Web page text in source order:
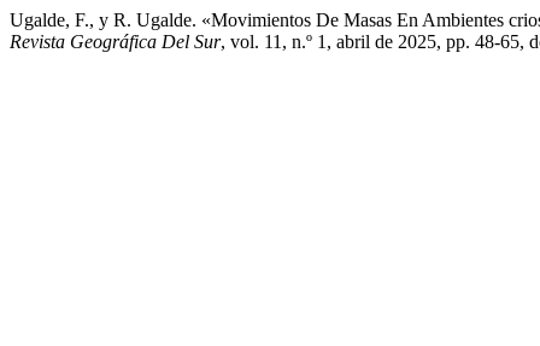
Ugalde, F., y R. Ugalde. «Movimientos De Masas En Ambientes
Revista Geográfica Del Sur, vol. 11, n.º 1, abril de 2025, pp. 48-65,